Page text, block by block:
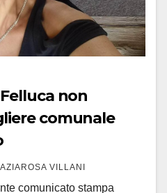
non
comunale
VILLANI
comunicato stampa